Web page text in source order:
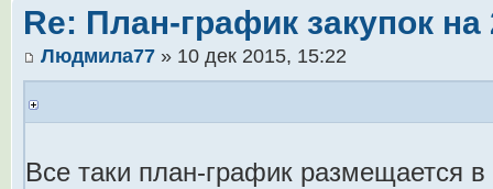
Re: План-график закупок на
Людмила77 » 10 дек 2015, 15:22
Все таки план-график размещается